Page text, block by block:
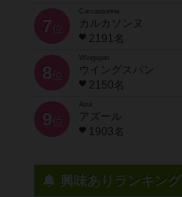
7 位
Carcassonne
カルカソンヌ
2191名
8 位
Wingspan
ウイングスパン
2150名
9 位
Azul
アズール
1903名
興味ありランキング